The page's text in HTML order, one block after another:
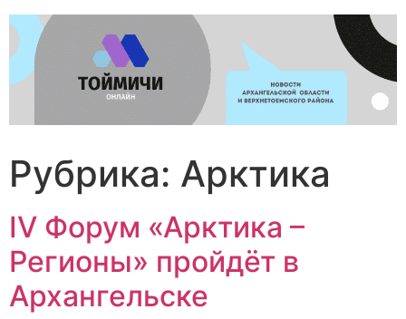
Перейти
содержимому
Рубрика: Арктика
IV Форум «Арктика –
Регионы» пройдёт в
Архангельске